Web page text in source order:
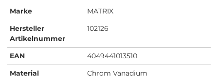
Marke
MATRIX
Hersteller
Artikelnummer
102126
EAN
4049441013510
Material
Chrom Vanadium